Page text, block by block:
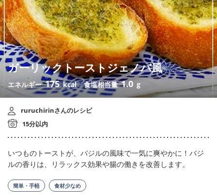
ガーリックトーストジェノバ風
エネルギー175 kcal 食塩相当量1.0 g
ruruchirinさんのレシピ
15分以内
いつものトーストが、バジルの風味で一気に爽やかに！バジ
ルの香りは、リラックス効果や腸の働きを改善します。
簡単・手軽 食材少なめ